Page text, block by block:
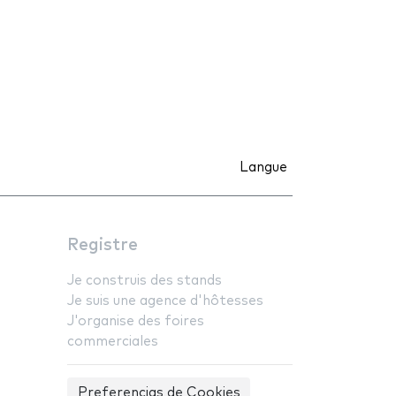
Langue
Registre
Je construis des stands
Je suis une agence d'hôtesses
J'organise des foires
commerciales
Preferencias de Cookies